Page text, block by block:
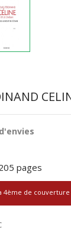
pages
4ème de couverture